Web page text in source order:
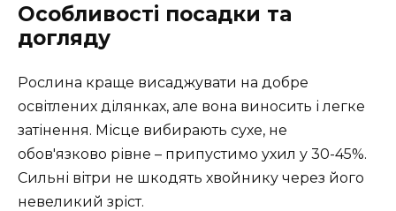
Особливості посадки та
догляду
Рослина краще висаджувати на добре
освітлених ділянках, але вона виносить і легке
затінення. Місце вибирають сухе, не
обов'язково рівне – припустимо ухил у 30-45%.
Сильні вітри не шкодять хвойнику через його
невеликий зріст.